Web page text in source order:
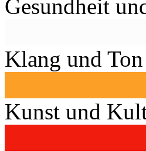
Gesundheit
Klang und Ton
Kunst und